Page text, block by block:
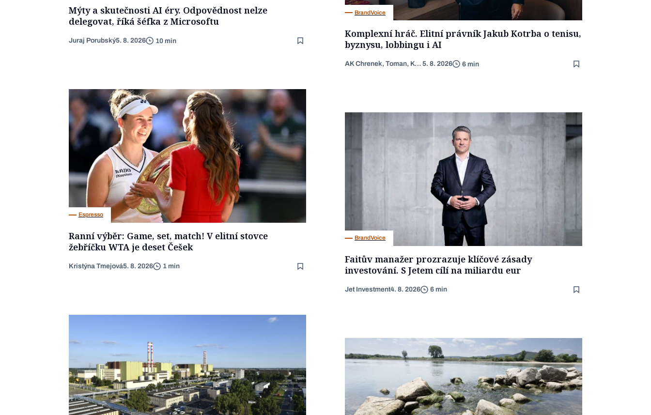
Mýty a skutečnosti AI éry. Odpovědnost nelze
delegovat, říká šéfka z Microsoftu
Juraj Porubský5. 8. 2026 10 min
BrandVoice
Komplexní hráč. Elitní právník Jakub Kotrba o tenisu,
byznysu, lobbingu i AI
AK Chrenek, Toman, Kotrba 5. 8. 2026 6 min
Espresso
Ranní výběr: Game, set, match! V elitní stovce
žebříčku WTA je deset Češek
Kristýna Tmejová5. 8. 2026 1 min
BrandVoice
Faitův manažer prozrazuje klíčové zásady
investování. S Jetem cílí na miliardu eur
Jet Investment4. 8. 2026 6 min